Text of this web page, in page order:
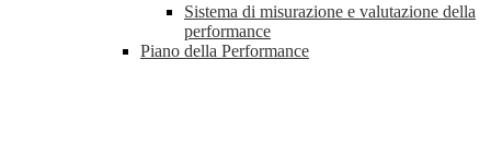
Sistema di misurazione e valutazione della
performance
Piano della Performance